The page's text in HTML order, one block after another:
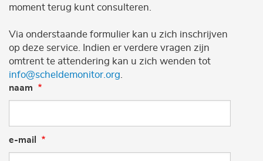
moment terug kunt consulteren.
Via onderstaande formulier kan u zich inschrijven
op deze service. Indien er verdere vragen zijn
omtrent te attendering kan u zich wenden tot
info@scheldemonitor.org
naam
e-mail